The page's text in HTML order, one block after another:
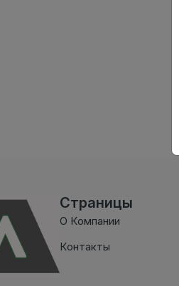
Страницы
О Компании
Контакты